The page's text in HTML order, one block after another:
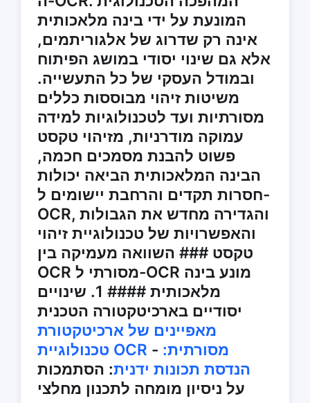
המונעת על ידי בינה מלאכותית
אינה רק שדרוג של אלגוריתמים,
אלא גם שינוי יסודי במושג הפיתוח
ובמודל העסקי של כל התעשייה.
משיטות זיהוי מבוססות כללים
מסורתיות ועד לטכנולוגיות למידה
עמוקה מודרניות, מזיהוי טקסט
פשוט להבנת מסמכים חכמה,
הבינה המלאכותית הביאה יכולות
חסרות תקדים והרחבת יישומים ל-
OCR, והגדירה מחדש את הגבולות
והאפשרויות של טכנולוגיית זיהוי
טקסט ### השוואה מעמיקה בין
OCR מסורתי ל-OCR מונע בינה
מלאכותית #### 1. שינויים
יסודיים בארכיטקטורה הטכנית
מאפיינים של ארכיטקטורת
טכנולוגיית OCR מסורתית: -
הנדסת תכונות ידנית: הסתמכות
על ניסיון מומחה לתכנון מחלצי